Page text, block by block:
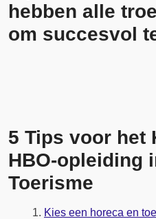
hebben alle
om succesvol
5 Tips voor het
HBO-opleiding
Toerisme
Kies een horeca en